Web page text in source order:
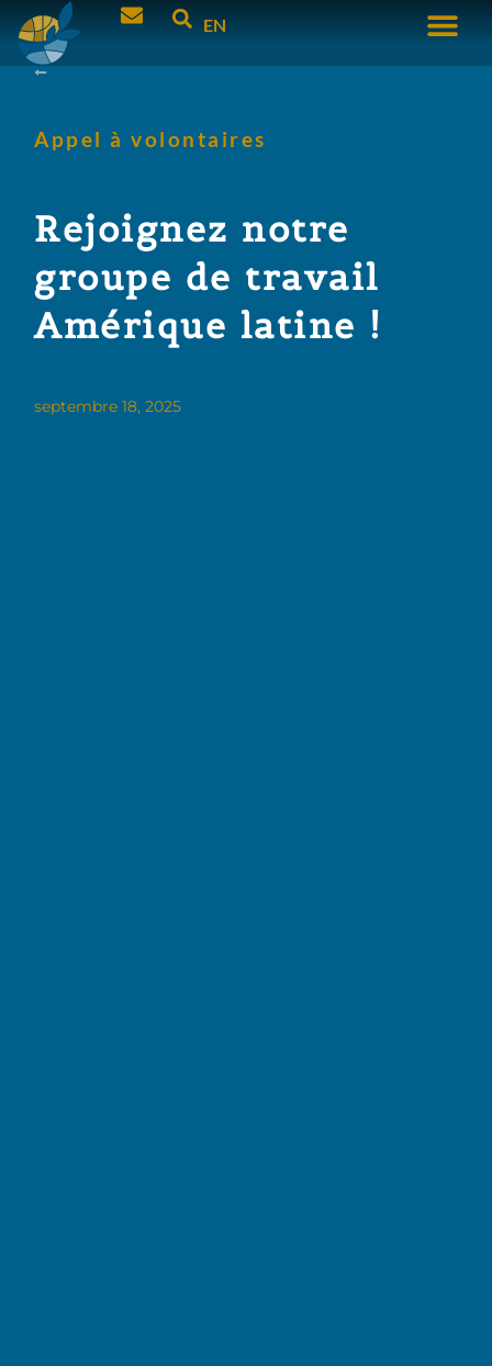
EN
Appel à volontaires
Rejoignez notre
groupe de travail
Amérique latine !
septembre 18, 2025